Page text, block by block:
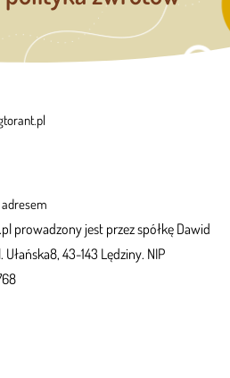
prowadzony jest przez spółkę Dawid
43-143 Lędziny. NIP